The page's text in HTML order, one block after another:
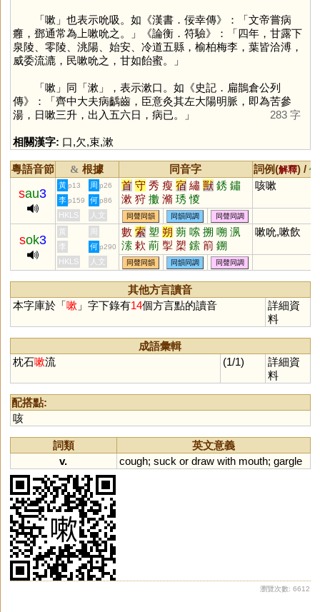
「嗽 」也表示吮吸。如《漢書．佞幸傳》：「文帝嘗病
癰，鄧通常為上嗽吮之。」《論衡．符驗》：「四年，甘露下
泉陵、零陵、洮陽、始安、冷道五縣，榆柏梅李，葉皆洽溥，
威委流漉，民嗽吮之，甘如飴蜜。」
「嗽 」同「漱 」，表示漱口。如《史記．扁鵲倉公列
傳》：「齊中大夫病齲齒，臣意灸其左大陽明脈，即為苦參
湯，日嗽三升，出入五六日，病已。」
283 字
相關漢字: 口,欠,束,漱
粵語音節 & 根據 同音字 詞例(解釋) /
sau3
黃 p13 周 p26 首 守 秀 瘦 宿 繡 獸 銹 鏽
漱 狩 擻 滫 琇 惾
咳嗽
李 p159 何 p86
HKLS 人文 同聲同韻 同韻同調 同聲同調
sok3
黃 周 數 索 塑 朔 蒴 嗦 搠 嗍 洬
溹 欶 萷 揱 槊 鎍 箾 鎙
嗽吮,嗽飲
李 何 p290
HKLS 人文 同聲同韻 同韻同調 同聲同調
其他方言讀音
本字庫於「嗽 」字下錄有14個方言點的讀音
詳細資
料
成語彙輯
枕石嗽流 (1/1)
詳細資
料
配搭點:
咳
詞類
英文意義
v.
cough; suck or draw with mouth; gargle
瀏覽次數: 6612